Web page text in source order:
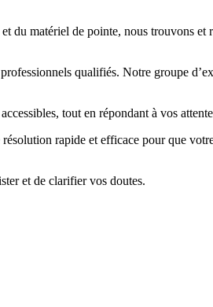
du matériel de pointe, nous trouvons
qualifiés. Notre groupe
tout en répondant à vos
rapide et efficace pour que
et de clarifier vos doutes.